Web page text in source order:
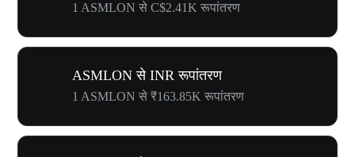
1 ASMLON से C$2.41K रूपांतरण
ASMLON से INR रूपांतरण
1 ASMLON से ₹163.85K रूपांतरण